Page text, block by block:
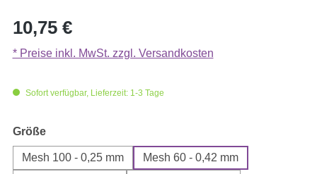
Regulärer Preis:
10,75 €
* Preise inkl. MwSt. zzgl. Versandkosten
Sofort verfügbar, Lieferzeit: 1-3 Tage
Größeauswählen
Mesh 100 - 0,25 mm
Mesh 60 - 0,42 mm